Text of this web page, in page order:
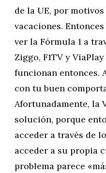
de la UE, por
vacaciones.
ver la Fórmula 1 a
Ziggo, F1TV y
funcionan entonces.
con tu buen
Afortunadamente, la
solución, porque
acceder a través de
acceder a su propia
problema parece